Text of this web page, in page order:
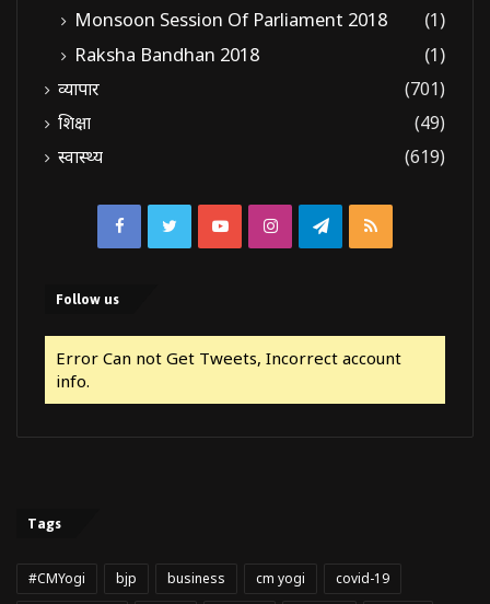
Monsoon Session Of Parliament 2018
(1)
Raksha Bandhan 2018
(1)
व्यापार
(701)
शिक्षा
(49)
स्वास्थ्य
(619)
FacebookTwitterYouTubeInstagramTelegram
RSS
Follow us
Error Can not Get Tweets, Incorrect account
info.
Tags
#CMYogi bjp business cm yogi covid-19